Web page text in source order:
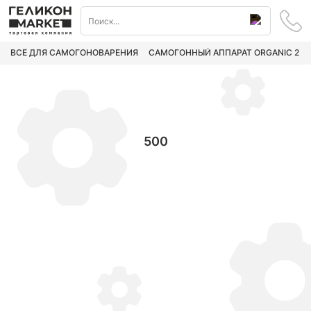
ВСЁ ДЛЯ САМОГОНОВАРЕНИЯ САМОГОННЫЙ АППАРАТ ORGANIC 2
500